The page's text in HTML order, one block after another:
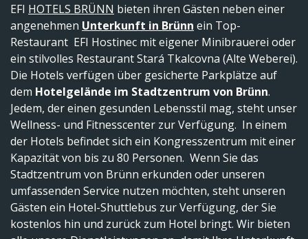
EFI HOTELS BRÜNN bieten ihren Gästen neben einer
angenehmen Unterkunft in Brünn ein Top-
Restaurant EFI Hostinec mit eigener Minibrauerei oder
ein stilvolles Restaurant Stará Tkalcovna (Alte Weberei).
Die Hotels verfügen über gesicherte Parkplätze auf
dem Hotelgelände im Stadtzentrum von Brünn.
Jedem, der einen gesunden Lebensstil mag, steht unser
Wellness- und Fitnesscenter zur Verfügung. In einem
der Hotels befindet sich ein Kongresszentrum mit einer
Kapazität von bis zu 80 Personen. Wenn Sie das
Stadtzentrum von Brünn erkunden oder unseren
umfassenden Service nutzen möchten, steht unseren
Gästen ein Hotel-Shuttlebus zur Verfügung, der Sie
kostenlos hin und zurück zum Hotel bringt. Wir bieten